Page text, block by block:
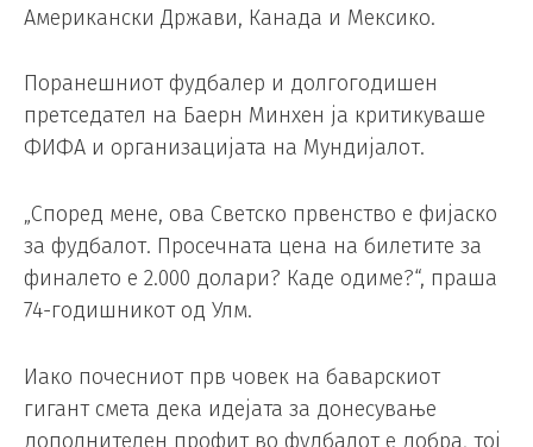
Американски Држави, Канада и Мексико.
Поранешниот фудбалер и долгогодишен
претседател на Баерн Минхен ја критикуваше
ФИФА и организацијата на Мундијалот.
„Според мене, ова Светско првенство е фијаско
за фудбалот. Просечната цена на билетите за
финалето е 2.000 долари? Каде одиме?“, праша
74-годишникот од Улм.
Иако почесниот прв човек на баварскиот
гигант смета дека идејата за донесување
дополнителен профит во фудбалот е добра, тој